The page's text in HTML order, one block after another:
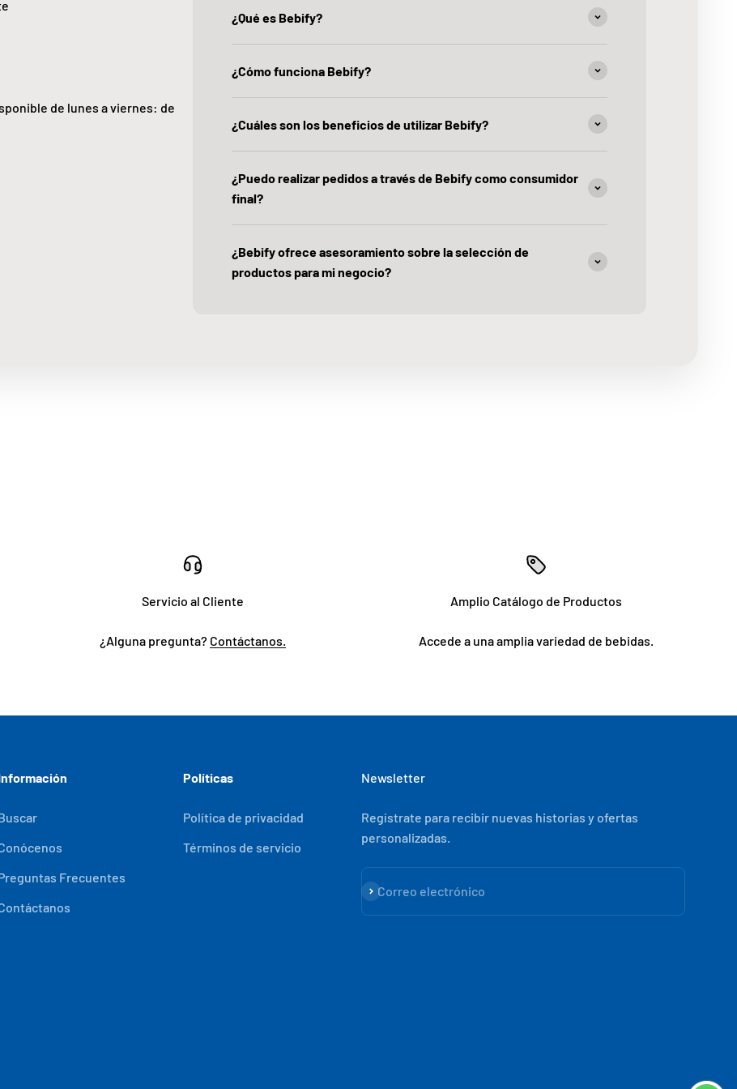
de lunes a viernes: de
¿Qué es Bebify?
¿Cómo funciona Bebify?
¿Cuáles son los beneficios de utilizar Bebify?
¿Puedo realizar pedidos a través de Bebify como consumidor
final?
¿Bebify ofrece asesoramiento sobre la selección de
productos para mi negocio?
Servicio al Cliente
¿Alguna pregunta? Contáctanos.
Amplio Catálogo de Productos
Accede a una amplia variedad de bebidas.
Frecuentes
Políticas
Política de privacidad
Términos de servicio
Newsletter
Regístrate para recibir nuevas historias y ofertas
personalizadas.
Correo electrónico
Suscribirse